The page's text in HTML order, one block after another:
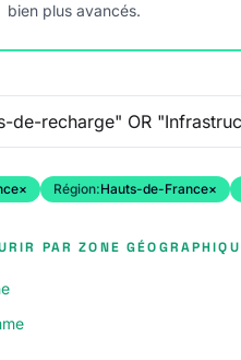
bien plus avancés.
× Région:Hauts-de-France×
PAR ZONE